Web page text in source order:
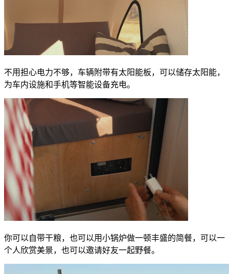
不用担心电力不够，车辆附带有太阳能板，可以储存太阳能，
为车内设施和手机等智能设备充电。
你可以自带干粮，也可以用小锅炉做一顿丰盛的简餐，可以一
个人欣赏美景，也可以邀请好友一起野餐。